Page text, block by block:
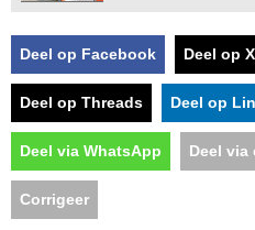
Deel op Facebook Deel op X
Deel op Threads Deel op
Deel via WhatsApp Deel via
Corrigeer